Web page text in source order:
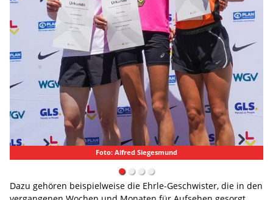
Foto: Alfred Siegesmund
Dazu gehören beispielweise die Ehrle-Geschwister, die in den